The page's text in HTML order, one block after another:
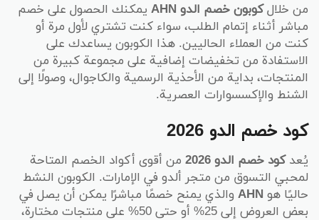
من خلالكوبون خصم الدو AHN
يمكنك الحصول على خصم
مباشر أثناء إتمام الطلب، سواء كنت تشتري لأول مرة أو
كنت من العملاء الحاليين. هذا الكوبون يساعدك على
الاستفادة من تخفيضات إضافية على مجموعة كبيرة من
المنتجات، بداية من الأحذية الرسمية والكاجوال، وصولًا إلى
الشنط والإكسسوارات العصرية.
كود خصم الدو 2026
يُعدكود خصم الدو 2026
من أقوى أكواد الخصم المتاحة
لمحبي التسوق من متجر ألدو في الإمارات. الكوبون النشط
حاليًا هو AHN والذي يمنح خصمًا مباشرًا يمكن أن يصل في
بعض العروض إلى 25% أو حتى 50% على منتجات مختارة،